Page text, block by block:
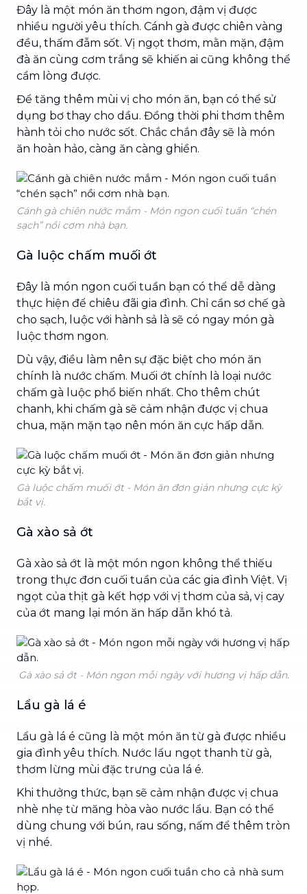
Đây là một món ăn thơm ngon, đậm vị được
nhiều người yêu thích. Cánh gà được chiên vàng
đều, thấm đẫm sốt. Vị ngọt thơm, mằn mặn, đậm
đà ăn cùng cơm trắng sẽ khiến ai cũng không thể
cầm lòng được.
Để tăng thêm mùi vị cho món ăn, bạn có thể sử
dụng bơ thay cho dầu. Đồng thời phi thơm thêm
hành tỏi cho nước sốt. Chắc chắn đây sẽ là món
ăn hoàn hảo, càng ăn càng ghiền.
Cánh gà chiên nước mắm - Món ngon cuối tuần “chén
sạch” nồi cơm nhà bạn.
Gà luộc chấm muối ớt
Đây là món ngon cuối tuần bạn có thể dễ dàng
thực hiện để chiêu đãi gia đình. Chỉ cần sơ chế gà
cho sạch, luộc với hành sả là sẽ có ngay món gà
luộc thơm ngon.
Dù vậy, điều làm nên sự đặc biệt cho món ăn
chính là nước chấm. Muối ớt chính là loại nước
chấm gà luộc phổ biến nhất. Cho thêm chút
chanh, khi chấm gà sẽ cảm nhận được vị chua
chua, mặn mặn tạo nên món ăn cực hấp dẫn.
Gà luộc chấm muối ớt - Món ăn đơn giản nhưng cực kỳ
bắt vị.
Gà xào sả ớt
Gà xào sả ớt là một món ngon không thể thiếu
trong thực đơn cuối tuần của các gia đình Việt. Vị
ngọt của thịt gà kết hợp với vị thơm của sả, vị cay
của ớt mang lại món ăn hấp dẫn khó tả.
Gà xào sả ớt - Món ngon mỗi ngày với hương vị hấp dẫn.
Lẩu gà lá é
Lẩu gà lá é cũng là một món ăn từ gà được nhiều
gia đình yêu thích. Nước lẩu ngọt thanh từ gà,
thơm lừng mùi đặc trưng của lá é.
Khi thưởng thức, bạn sẽ cảm nhận được vị chua
nhè nhẹ từ măng hòa vào nước lẩu. Bạn có thể
dùng chung với bún, rau sống, nấm để thêm tròn
vị nhé.